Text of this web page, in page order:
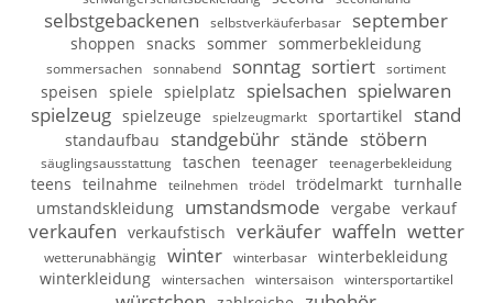
selbstgebackenen selbstverkäuferbasar september
shoppen snacks sommer sommerbekleidung
sommersachen sonnabend sonntag sortiert sortiment
speisen spiele spielplatz spielsachen spielwaren
spielzeug spielzeuge spielzeugmarkt sportartikel stand
standaufbau standgebühr stände stöbern
säuglingsausstattung taschen teenager teenagerbekleidung
teens teilnahme teilnehmen trödel trödelmarkt turnhalle
umstandskleidung umstandsmode vergabe verkauf
verkaufen verkaufstisch verkäufer waffeln wetter
wetterunabhängig winter winterbasar
winterbekleidung
winterkleidung
wintersachen wintersaison wintersportartikel